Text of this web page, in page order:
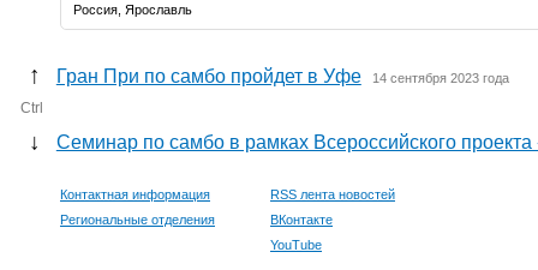
Россия, Ярославль
↑ Гран При по самбо пройдет в Уфе 14 сентября 2023 года
Ctrl
↓ Семинар по самбо в рамках Всероссийского
Контактная информация
Региональные отделения
RSS лента новостей
ВКонтакте
YouTube